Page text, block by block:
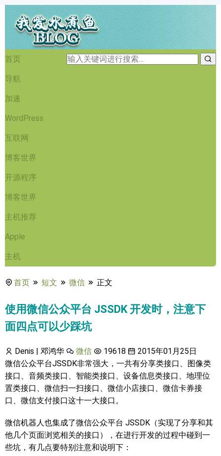
首页
导航
加速
WordPress
互联网
博客世界
开源程序
博客世界
主机推荐
Apple
主机
首页 短文 微信 正文
使用微信公众平台 JSSDK 开发时，注意下
面四点可以少踩坑
Denis | 邓鸿华 微信 19618
2015年01月25日
微信公众平台JSSDK非常强大，一共有分享类接口、图像类
接口、音频类接口、智能类接口、设备信息类接口、地理位
置类接口、微信扫一扫接口、微信小店接口、微信卡券接
口、微信支付接口这十一大接口。
微信机器人也集成了微信公众平台 JSSDK（实现了分享和其
他几个页面浏览相关的接口），在进行开发的过程中碰到一
些坑，有几点要特别注意和说明下：